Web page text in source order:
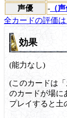
声優
- （
全カードの評価
効果
(能力なし)
(このカードは
のカードが場に
プレイすると 土